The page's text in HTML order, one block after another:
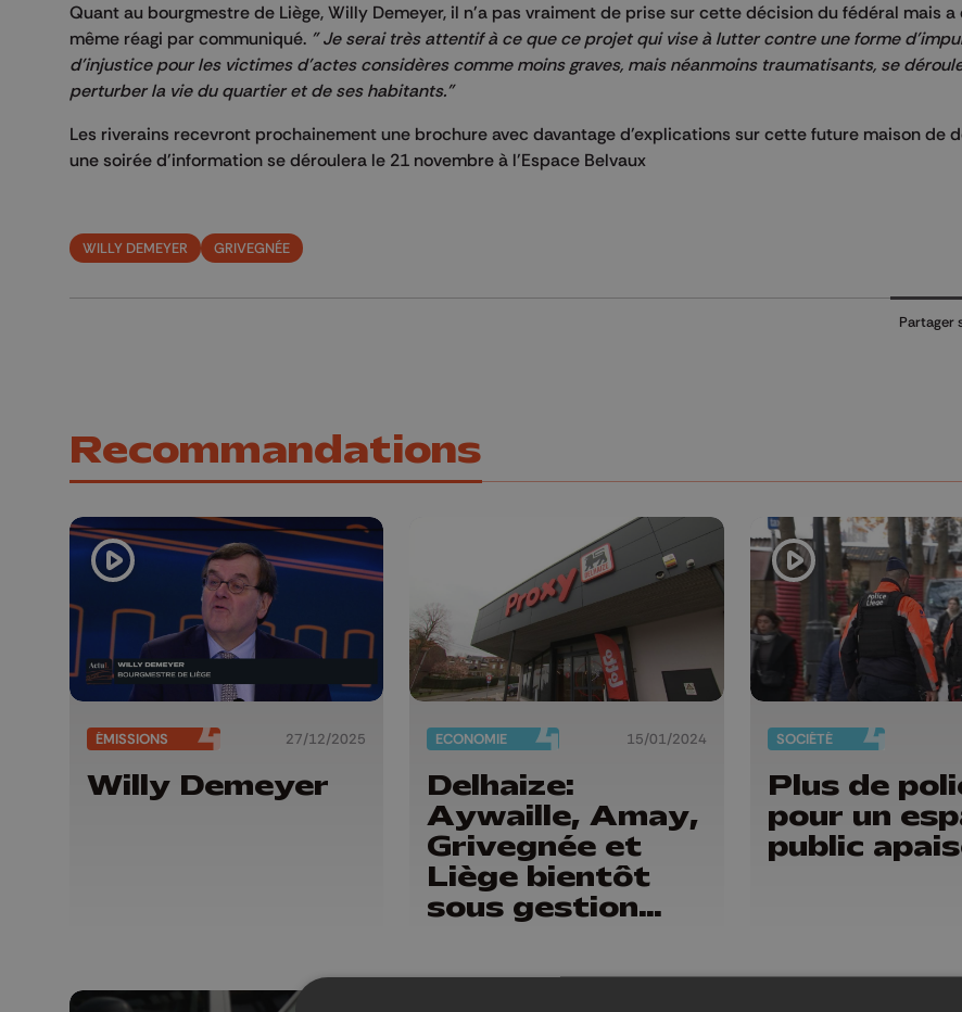
Quant au bourgmestre de Liège, Willy Demeyer, il n'a pas vraiment de prise sur cette décision du fédéral mais a
même réagi par communiqué. " Je serai très attentif à ce que ce projet qui vise à lutter contre une forme
d'injustice pour les victimes d'actes considères comme moins graves, mais néanmoins traumatisants, se
perturber la vie du quartier et de ses habitants."
Les riverains recevront prochainement une brochure avec davantage d'explications sur cette future maison de
une soirée d'information se déroulera le 21 novembre à l'Espace Belvaux
WILLY DEMEYER GRIVEGNÉE
Partager
Recommandations
ÉMISSIONS 27/12/2025
Willy Demeyer
ECONOMIE 15/01/2024
Delhaize:
Aywaille, Amay,
Grivegnée et
Liège bientôt
sous gestion
SOCIÉTÉ
Plus de
pour un
public